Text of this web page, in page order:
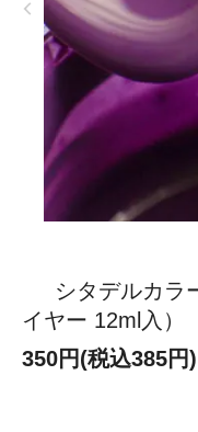
シタデルカラ
イヤー 12ml入）
350円(税込385円)